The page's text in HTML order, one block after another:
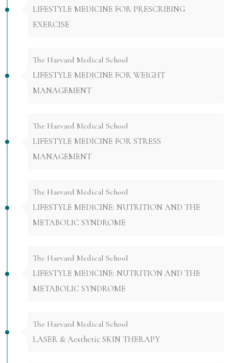
LIFESTYLE MEDICINE FOR PRESCRIBING
EXERCISE
The Harvard Medical School
LIFESTYLE MEDICINE FOR WEIGHT
MANAGEMENT
The Harvard Medical School
LIFESTYLE MEDICINE FOR STRESS
MANAGEMENT
The Harvard Medical School
LIFESTYLE MEDICINE: NUTRITION AND THE
METABOLIC SYNDROME
The Harvard Medical School
LIFESTYLE MEDICINE: NUTRITION AND THE
METABOLIC SYNDROME
The Harvard Medical School
LASER & Aesthetic SKIN THERAPY